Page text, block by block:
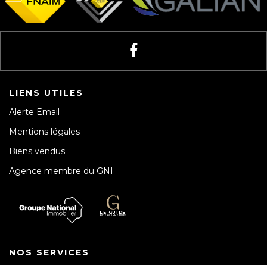
LIENS UTILES
Alerte Email
Mentions légales
Biens vendus
Agence membre du GNI
NOS SERVICES